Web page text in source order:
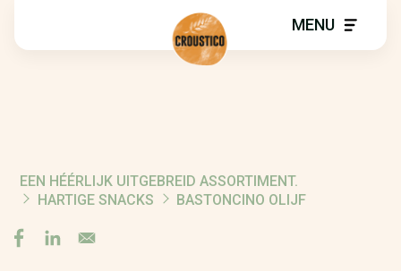
MENU
BREADCRUMB
EEN HÉÉRLIJK UITGEBREID ASSORTIMENT.
HARTIGE SNACKS
BASTONCINO OLIJF